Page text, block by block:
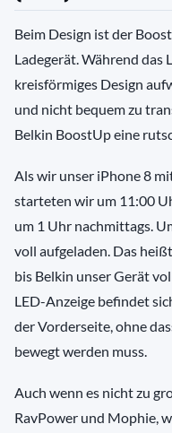
Beim Design ist der
Ladegerät. Während das
kreisförmiges Design
und nicht bequem zu
Belkin BoostUp eine
Als wir unser iPhone 8
starteten wir um 11:00
um 1 Uhr nachmittags.
voll aufgeladen. Das
bis Belkin unser Gerät
LED-Anzeige befindet
der Vorderseite, ohne
bewegt werden muss.
Auch wenn es nicht zu
RavPower und Mophie,